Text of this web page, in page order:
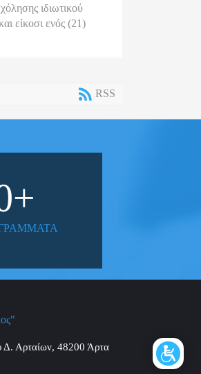
ιδιωτικού
είκοσι ενός (21)
RSS
+
Δ. Αρταίων, 48200 Άρτα